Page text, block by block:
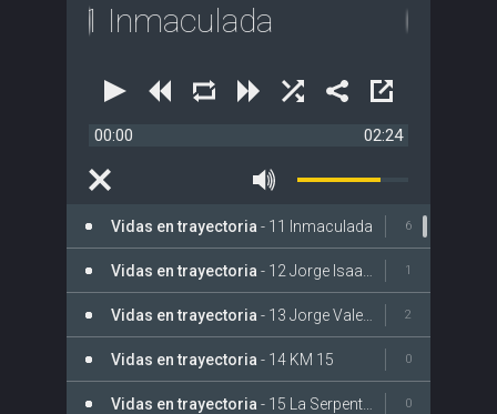
- 11 Inmaculada
00:00 02:24
Vidas en trayectoria- 11 Inmaculada 6
Vidas en trayectoria- 12 Jorge Isaacs 1
Vidas en trayectoria- 13 Jorge Valencia Lozano 2
Vidas en trayectoria- 14 KM 15 0
Vidas en trayectoria- 15 La Serpentina 0